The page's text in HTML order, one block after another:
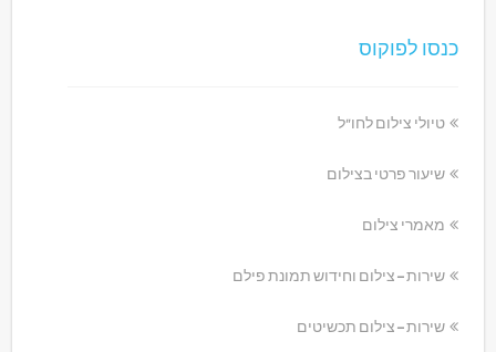
כנסו לפוקוס
טיולי צילום לחו"ל
שיעור פרטי בצילום
מאמרי צילום
שירות – צילום וחידוש תמונת פילם
שירות – צילום תכשיטים